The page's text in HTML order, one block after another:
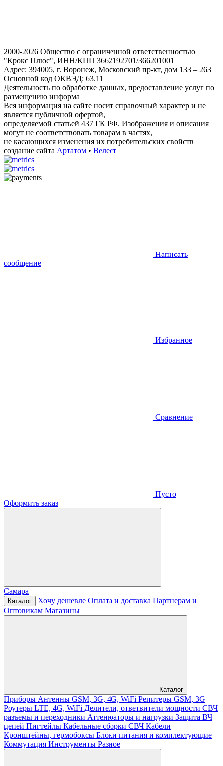
2000-2026 Общество с ограниченной ответственностью
"Крокс Плюс", ИНН/КПП 3662192701/366201001
Адрес: 394005, г. Воронеж, Московский пр-кт, дом 133 – 263
Основной код ОКВЭД: 63.11
Деятельность по обработке данных, предоставление услуг по
размещению информа
Вся информация на сайте носит справочный характер и не
является публичной офертой,
определяемой статьей 437 ГК РФ. Изображения и описания
могут не соответствовать товарам в частях,
не касающихся изменения их потребительских свойств
создание сайта Артатом • Велест
Написать
сообщение
Избранное
Сравнение
Пусто
Оформить заказ
Самара
Каталог Хочу дешевле Оплата и доставка Партнерам и
Оптовикам Магазины
Каталог
Приборы Антенны GSM, 3G, 4G, WiFi Репитеры GSM, 3G
Роутеры LTE, 4G, WiFi Делители, ответвители мощности СВЧ
разъемы и переходники Аттенюаторы и нагрузки Защита ВЧ
цепей Пигтейлы Кабельные сборки СВЧ Кабели
Кронштейны, гермобоксы Блоки питания и комплектующие
Коммутация Инструменты Разное